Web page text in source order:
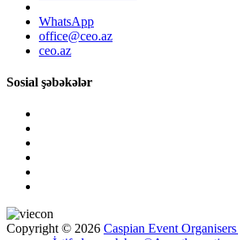
WhatsApp
office@ceo.az
ceo.az
Sosial şəbəkələr
Copyright © 2026 Caspian Event